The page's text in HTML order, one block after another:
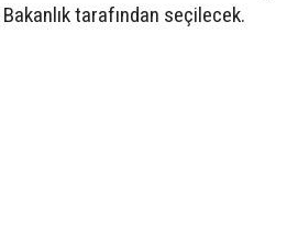
tarafından seçilecek.